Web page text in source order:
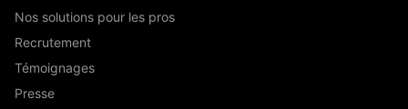
Nos solutions pour les pros
Recrutement
Témoignages
Presse